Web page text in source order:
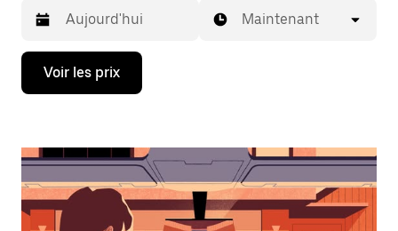
Appuyez
la
bas
ouvrir
le
calendrier
Maintenant
Voir les prix